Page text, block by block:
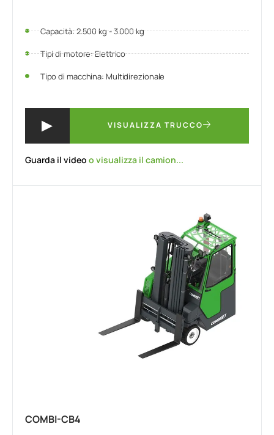
Capacità: 2.500 kg - 3.000 kg
Tipi di motore: Elettrico
Tipo di macchina: Multidirezionale
VISUALIZZA TRUCCO
Guarda il video o visualizza il camion...
COMBI-CB4